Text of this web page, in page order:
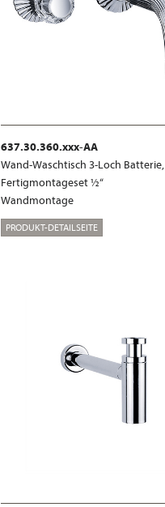
637.30.360.xxx-AA
Wand-Waschtisch 3-Loch Batterie,
Fertigmontageset ½“
Wandmontage
PRODUKT-DETAILSEITE